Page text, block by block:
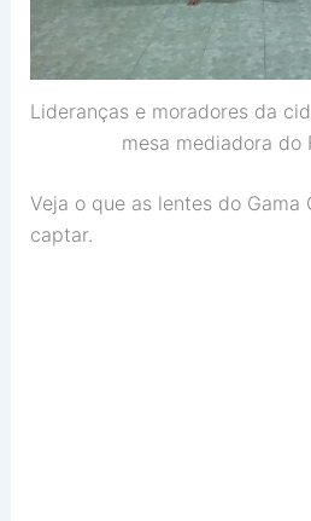
Lideranças e moradores da
mesa mediadora do
Veja o que as lentes do Gama
captar.